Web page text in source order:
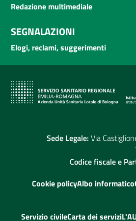
Redazione multimediale
SEGNALAZIONI
Elogi, reclami, suggerimenti
Sede Legale: Via
Codice fiscale e
Cookie policyAlbo informatico
Servizio civileCarta dei servizi